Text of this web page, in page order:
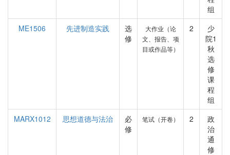
组
ME1506
先进制造实践
选
修
大作业（论
文、报告、项
目或作品等）
2
少
院1
秋
选
修
课
程
组
MARX1012
思想道德与法治
必
修
笔试（开卷） 2
政
治
通
修